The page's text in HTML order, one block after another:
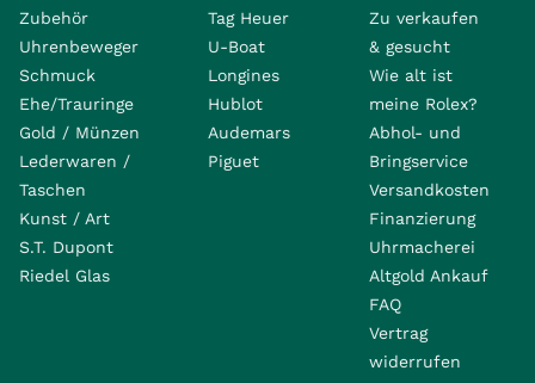
Zubehör
Uhrenbeweger
Schmuck
Ehe/Trauringe
Gold / Münzen
Lederwaren /
Taschen
Kunst / Art
S.T. Dupont
Riedel Glas
Tag Heuer
U-Boat
Longines
Hublot
Audemars
Piguet
Zu verkaufen
& gesucht
Wie alt ist
meine Rolex?
Abhol- und
Bringservice
Versandkosten
Finanzierung
Uhrmacherei
Altgold Ankauf
FAQ
Vertrag
widerrufen